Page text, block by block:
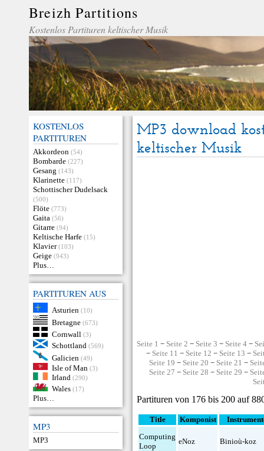
Breizh Partitions
Kostenlos Partituren keltischer Musik
KOSTENLOS
PARTITUREN
Akkordeon (54)
Bombarde (227)
Gesang (143)
Klarinette (117)
Schottischer Dudelsack
(500)
Flöte (773)
Gaita (56)
Gitarre (94)
Keltische Harfe (15)
Klavier (103)
Geige (943)
Plus…
PARTITUREN AUS
Asturien (10)
Bretagne (673)
Cornwall (3)
Schottland (569)
Galicien (49)
Isle of Man (3)
Irland (290)
Wales (17)
Plus…
MP3
MP3
MP3 download
keltischer Musik
Seite 1 − Seite 2 − Seite 3 − Seite 4 −
− Seite 11 − Seite 12 − Seite 13 −
Seite 19 − Seite 20 − Seite 21 −
Seite 27 − Seite 28 − Seite 29 −
Partituren von 176 bis 200 auf
Title Komponist
Computing
Loop
eNoz Binioù-koz